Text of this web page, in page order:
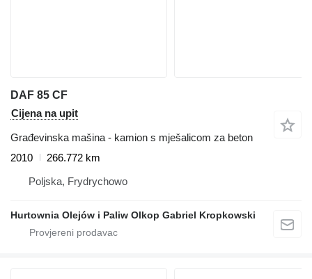
DAF 85 CF
Cijena na upit
Građevinska mašina - kamion s mješalicom za beton
2010
266.772 km
Poljska, Frydrychowo
Hurtownia Olejów i Paliw Olkop Gabriel Kropkowski